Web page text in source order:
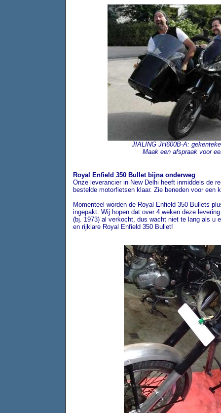
JIALING JH600B-A:
Maak een afspraak voor
Royal Enfield 350 Bullet bijna onderweg
Onze leverancier in New Delhi heeft inmiddels de
bestelde motorfietsen klaar. Zie beneden voor een
Momenteel worden de Royal Enfield 350 Bullets
ingepakt. Wij hopen dat over 4 weken deze
(bj. 1973) al verkocht, dus wacht niet te lang als u
en rijklare Royal Enfield 350 Bullet!